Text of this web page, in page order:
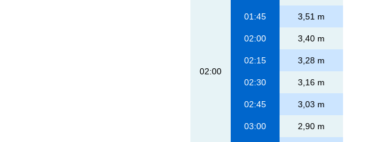
01:45 3,51 m
02:00
02:00 3,40 m
02:15 3,28 m
02:30 3,16 m
02:45 3,03 m
03:00 2,90 m